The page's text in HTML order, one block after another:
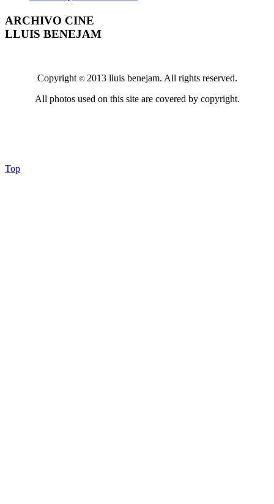
ARCHIVO CINE
LLUIS BENEJAM
Copyright © 2013 lluis benejam. All rights reserved.
All photos used on this site are covered by copyright.
Top